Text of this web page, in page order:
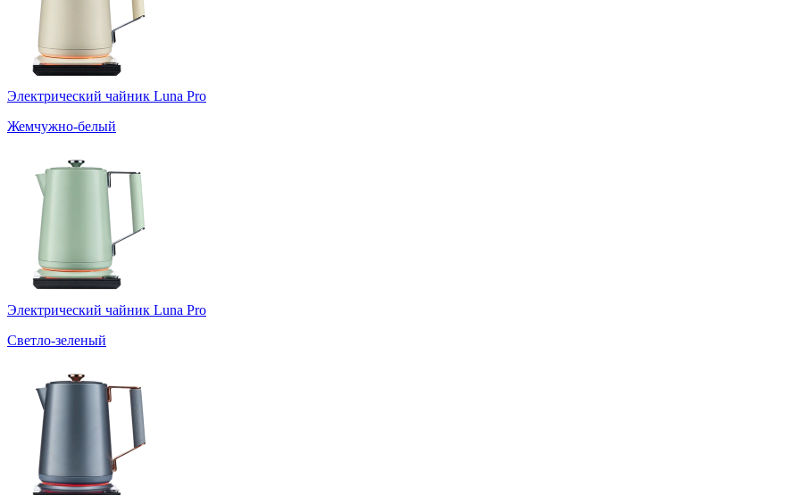
Электрический чайник Luna Pro
Жемчужно-белый
Электрический чайник Luna Pro
Светло-зеленый